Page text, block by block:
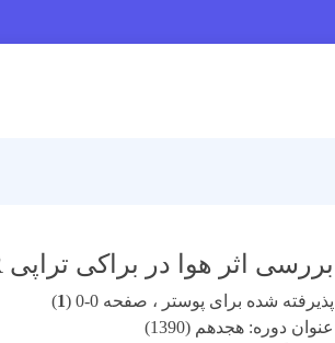
بررسی اثر هوا در براکی تراپی HDR نای (نایژه) توسط فیلم EDR2
پذیرفته شده برای پوستر ، صفحه 0-0 ( 1
)
عنوان دوره: هجدهم (1390)